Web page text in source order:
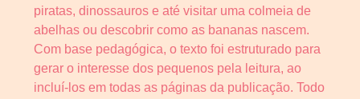
piratas, dinossauros e até visitar uma colmeia de
abelhas ou descobrir como as bananas nascem.
Com base pedagógica, o texto foi estruturado para
gerar o interesse dos pequenos pela leitura, ao
incluí-los em todas as páginas da publicação. Todo